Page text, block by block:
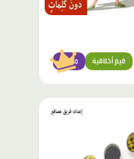
مبتدئ قيم أخلاقية